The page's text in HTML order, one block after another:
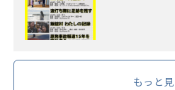
もっと